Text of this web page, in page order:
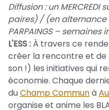
Diffusion : un
paires) / (en alternance
PARPAINGS – semaines
L'ESS : À travers ce
créer la rencontre et
son !) les initiatives qui
économie. Chaque
duChamp Communà
organise et anime les